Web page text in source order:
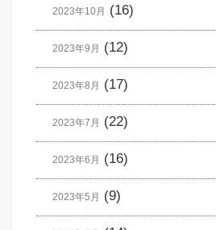
2023年10月 (16)
2023年9月 (12)
2023年8月 (17)
2023年7月 (22)
2023年6月 (16)
2023年5月 (9)